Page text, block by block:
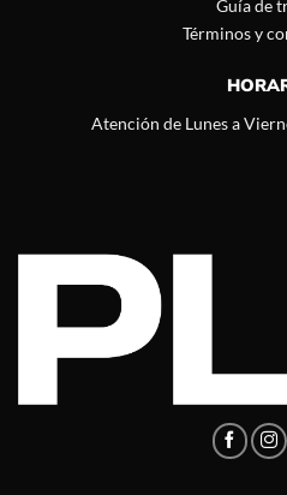
Guía de
Términos y
Atención de Lunes a